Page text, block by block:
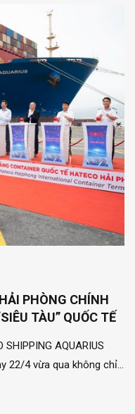
PHÒNG CHÍNH
TÀU” QUỐC TẾ
AQUARIUS
22/4 vừa qua không chỉ